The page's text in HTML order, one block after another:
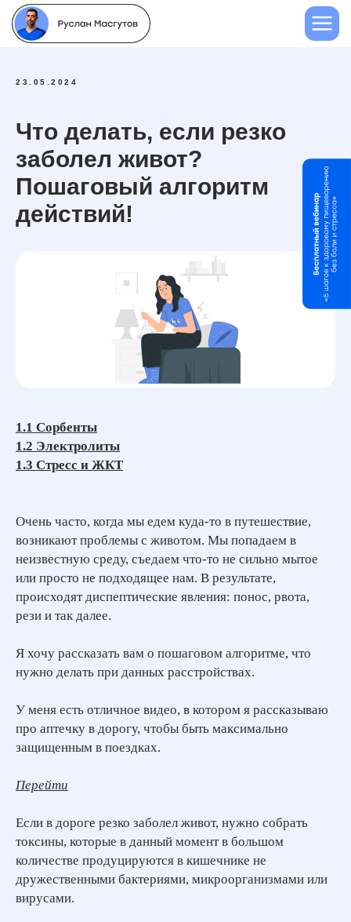
23.05.2024
Что делать, если резко
заболел живот?
Пошаговый алгоритм
действий!
1.1 Сорбенты
1.2 Электролиты
1.3 Стресс и ЖКТ
Очень часто, когда мы едем куда-то в путешествие,
возникают проблемы с животом. Мы попадаем в
неизвестную среду, съедаем что-то не сильно мытое
или просто не подходящее нам. В результате,
происходят диспептические явления: понос, рвота,
рези и так далее.
Я хочу рассказать вам о пошаговом алгоритме, что
нужно делать при данных расстройствах.
У меня есть отличное видео, в котором я рассказываю
про аптечку в дорогу, чтобы быть максимально
защищенным в поездках.
Перейти
Если в дороге резко заболел живот, нужно собрать
токсины, которые в данный момент в большом
количестве продуцируются в кишечнике не
дружественными бактериями, микроорганизмами или
вирусами.